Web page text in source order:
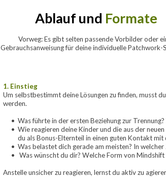
Ablauf und Formate
Vorweg: Es gibt selten passende Vorbilder oder
Gebrauchsanweisung für deine individuelle Patchwork-
1. Einstieg
Um selbstbestimmt deine Lösungen zu finden, musst
werden.
Was führte in der ersten Beziehung zur
Wie reagieren deine Kinder und die aus der
du als Bonus-Elternteil in einen guten Kontakt mit
Was belastet dich gerade am meisten? In
Was wünscht du dir? Welche Form von
Anstelle unsicher zu reagieren, lernst du aktiv zu